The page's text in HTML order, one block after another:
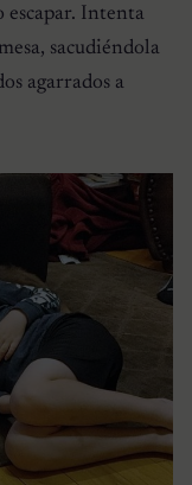
escapar. Intenta
sacudiéndola
agarrados a